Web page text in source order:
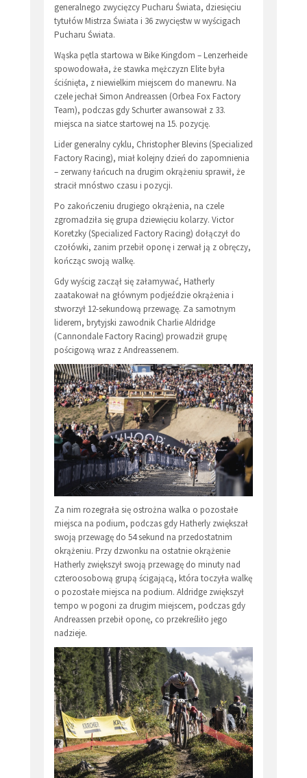
generalnego zwycięzcy Pucharu Świata, dziesięciu
tytułów Mistrza Świata i 36 zwycięstw w wyścigach
Pucharu Świata.
Wąska pętla startowa w Bike Kingdom – Lenzerheide
spowodowała, że stawka mężczyzn Elite była
ściśnięta, z niewielkim miejscem do manewru. Na
czele jechał Simon Andreassen (Orbea Fox Factory
Team), podczas gdy Schurter awansował z 33.
miejsca na siatce startowej na 15. pozycję.
Lider generalny cyklu, Christopher Blevins (Specialized
Factory Racing), miał kolejny dzień do zapomnienia
– zerwany łańcuch na drugim okrążeniu sprawił, że
stracił mnóstwo czasu i pozycji.
Po zakończeniu drugiego okrążenia, na czele
zgromadziła się grupa dziewięciu kolarzy. Victor
Koretzky (Specialized Factory Racing) dołączył do
czołówki, zanim przebił oponę i zerwał ją z obręczy,
kończąc swoją walkę.
Gdy wyścig zaczął się załamywać, Hatherly
zaatakował na głównym podjeździe okrążenia i
stworzył 12-sekundową przewagę. Za samotnym
liderem, brytyjski zawodnik Charlie Aldridge
(Cannondale Factory Racing) prowadził grupę
pościgową wraz z Andreassenem.
Za nim rozegrała się ostrożna walka o pozostałe
miejsca na podium, podczas gdy Hatherly zwiększał
swoją przewagę do 54 sekund na przedostatnim
okrążeniu. Przy dzwonku na ostatnie okrążenie
Hatherly zwiększył swoją przewagę do minuty nad
czteroosobową grupą ścigającą, która toczyła walkę
o pozostałe miejsca na podium. Aldridge zwiększył
tempo w pogoni za drugim miejscem, podczas gdy
Andreassen przebił oponę, co przekreśliło jego
nadzieje.